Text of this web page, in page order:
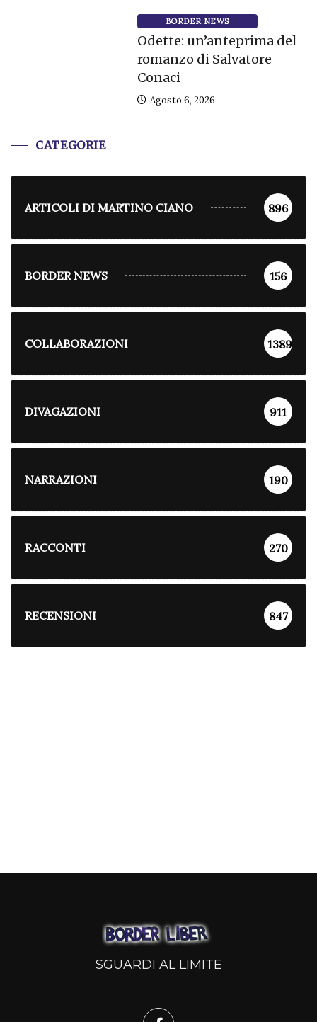
BORDER NEWS
Odette: un’anteprima del
romanzo di Salvatore
Conaci
Agosto 6, 2026
CATEGORIE
ARTICOLI DI MARTINO CIANO 896
BORDER NEWS 156
COLLABORAZIONI 1389
DIVAGAZIONI 911
NARRAZIONI 190
RACCONTI 270
RECENSIONI 847
SGUARDI AL LIMITE